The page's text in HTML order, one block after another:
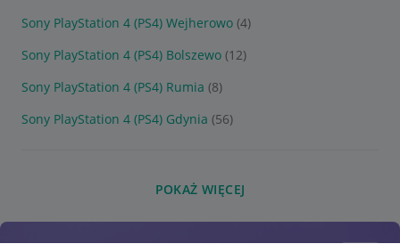
Sony PlayStation 4 (PS4) Wejherowo (4)
Sony PlayStation 4 (PS4) Bolszewo (12)
Sony PlayStation 4 (PS4) Rumia (8)
Sony PlayStation 4 (PS4) Gdynia (56)
POKAŻ WIĘCEJ